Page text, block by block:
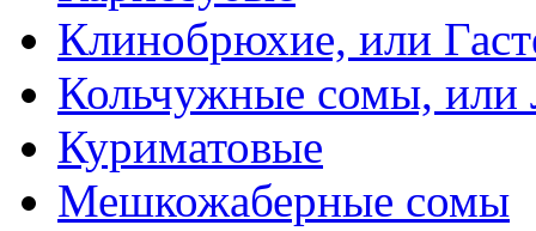
Клинобрюхие, или
Кольчужные сомы, или
Куриматовые
Мешкожаберные сомы